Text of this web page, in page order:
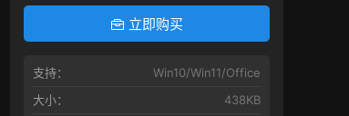
立即购买
支持：
Win10/Win11/Office
大小：
438KB